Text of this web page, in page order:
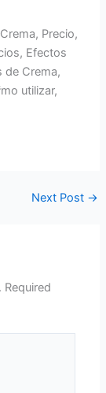
Crema, Precio,
Efectos
de Crema,
utilizar,
Next Post →
Required